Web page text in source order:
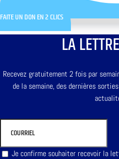
FAITE UN DON EN 2 CLICS
LA
Recevez gratuitement 2 fois par
de la semaine, des dernières
Je confirme souhaiter recevoir la